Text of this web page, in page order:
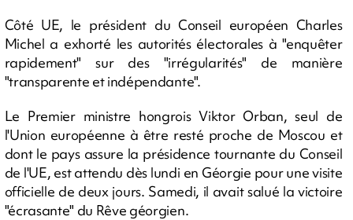
Côté UE, le président du Conseil européen Charles
Michel a exhorté les autorités électorales à "enquêter
rapidement" sur des "irrégularités" de manière
"transparente et indépendante".
Le Premier ministre hongrois Viktor Orban, seul de
l'Union européenne à être resté proche de Moscou et
dont le pays assure la présidence tournante du Conseil
de l'UE, est attendu dès lundi en Géorgie pour une visite
officielle de deux jours. Samedi, il avait salué la victoire
"écrasante" du Rêve géorgien.